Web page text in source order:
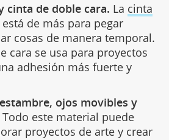
cinta de doble cara. La cinta
de más para pegar
cosas de manera temporal.
cara se usa para proyectos
adhesión más fuerte y
ojos movibles y
Todo este material puede
proyectos de arte y crear